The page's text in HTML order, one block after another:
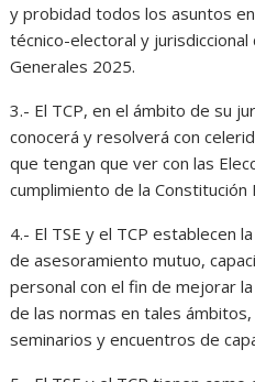
y probidad todos los asuntos
técnico-electoral y
Generales 2025.
3.- El TCP, en el ámbito de su
conocerá y resolverá con
que tengan que ver con las
cumplimiento de la Constitución
4.- El TSE y el TCP establecen
de asesoramiento mutuo,
personal con el fin de mejorar
de las normas en tales
seminarios y encuentros de